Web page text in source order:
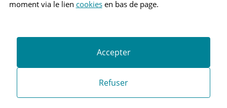
Recherche
Recherche avancée
moment via le lien cookiesen bas de page.
Refuser
Accepter